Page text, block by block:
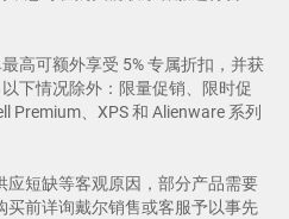
高可额外享受 5% 专属折扣，并获
下情况除外：限量促销、限时促
Premium、XPS 和 Alienware 系列
应短缺等客观原因，部分产品需要
前详询戴尔销售或客服予以事先